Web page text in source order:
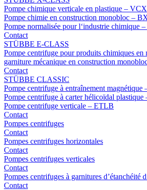
Pompe chimique verticale en plastique – VCX
Pompe chimie en construction monobloc –
Pompe normalisée pour l‘industrie chimique
Contact
STÜBBE E-CLASS
Pompe centrifuge pour produits chimiques en
garniture mécanique en construction
Contact
STÜBBE CLASSIC
Pompe centrifuge à entraînement magnétique
Pompe centrifuge à carter hélicoïdal plastique
Pompe centrifuge verticale – ETLB
Contact
Pompes centrifuges
Contact
Pompes centrifuges horizontales
Contact
Pompes centrifuges verticales
Contact
Pompes centrifuges à garnitures d’étanchéité
Contact